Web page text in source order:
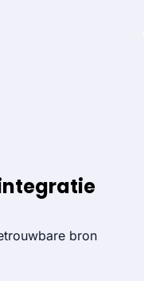
bron